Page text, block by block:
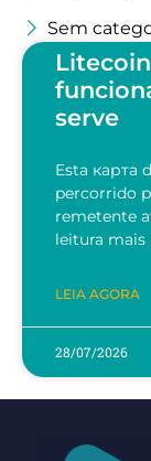
Sem
serve
Esta карта
percorrido
remetente
leitura
LEIA AGORA
28/07/2026